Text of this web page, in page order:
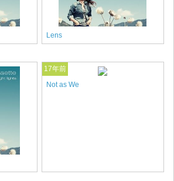
Lens
17年前
Not as We